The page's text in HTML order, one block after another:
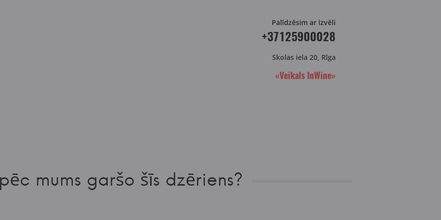
Palīdzēsim ar izvēli
+37125900028
Skolas iela 20, Rīga
«Veikals InWine»
mums garšo šīs dzēriens?